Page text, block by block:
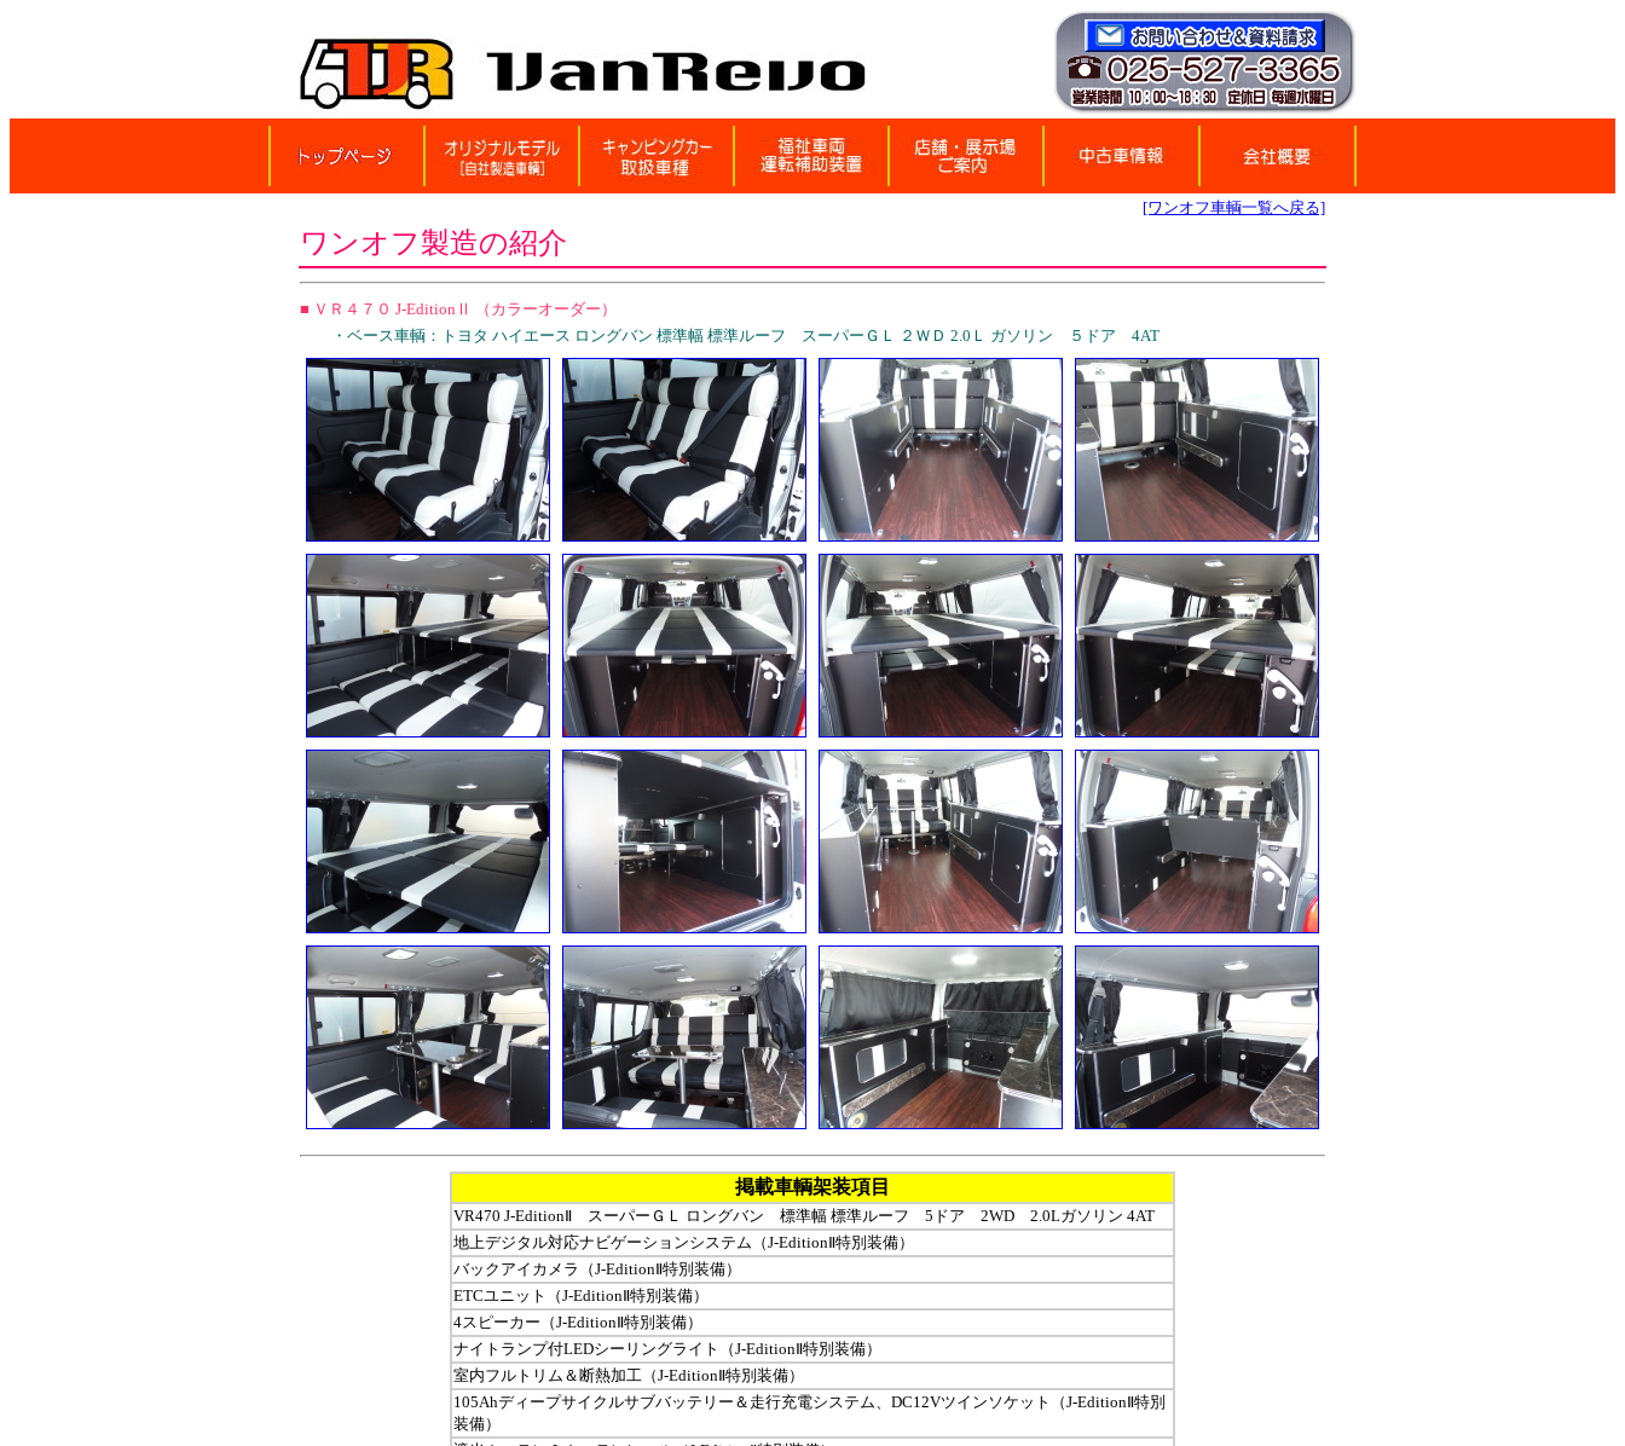
[ワンオフ車輌一覧へ戻る]
ワンオフ製造の紹介
■ ＶＲ４７０ J‐EditionⅡ （カラーオーダー）
・ベース車輌：トヨタ ハイエース ロングバン 標準幅 標準ルーフ スーパーＧＬ ２ＷＤ 2.0Ｌ ガソリン ５ドア 4AT
掲載車輌架装項目
VR470 J‐EditionⅡ スーパーＧＬ ロングバン 標準幅 標準ルーフ 5ドア 2WD 2.0Lガソリン 4AT
地上デジタル対応ナビゲーションシステム（J‐EditionⅡ特別装備）
バックアイカメラ（J‐EditionⅡ特別装備）
ETCユニット（J‐EditionⅡ特別装備）
4スピーカー（J‐EditionⅡ特別装備）
ナイトランプ付LEDシーリングライト（J‐EditionⅡ特別装備）
室内フルトリム＆断熱加工（J‐EditionⅡ特別装備）
105Ahディープサイクルサブバッテリー＆走行充電システム、DC12Vツインソケット（J‐EditionⅡ特別
装備）